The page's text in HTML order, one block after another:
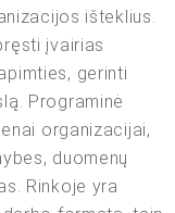
išteklius.
įvairias
gerinti
Programinė
organizacijai,
duomenų
Rinkoje yra